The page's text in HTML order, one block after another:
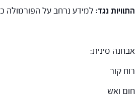
התוויות נגד: למידע נרחב על הפורמולה
אבחנה סינית:
רוח קור
חום ואש